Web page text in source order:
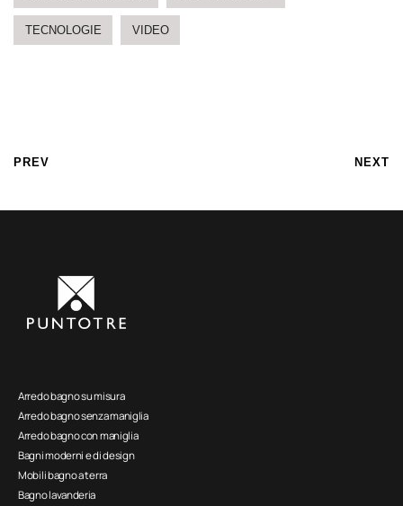
TECNOLOGIE VIDEO
PREV NEXT
Arredo bagno su misura
Arredo bagno senza maniglia
Arredo bagno con maniglia
Bagni moderni e di design
Mobili bagno a terra
Bagno lavanderia